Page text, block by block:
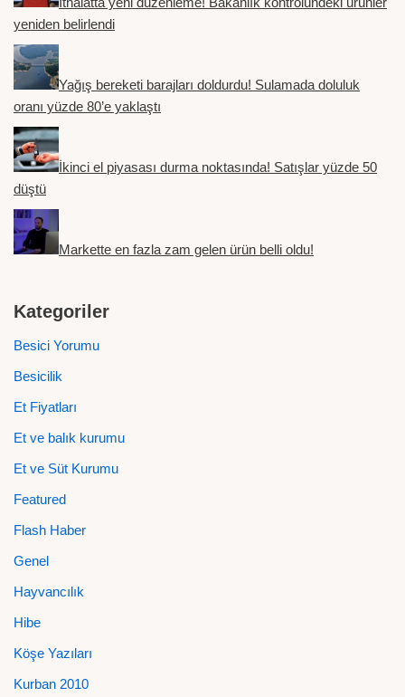
yeniden belirlendi
Yağış bereketi barajları doldurdu! Sulamada doluluk
oranı yüzde 80’e yaklaştı
İkinci el piyasası durma noktasında! Satışlar yüzde 50
düştü
Markette en fazla zam gelen ürün belli oldu!
Kategoriler
Besici Yorumu
Besicilik
Et Fiyatları
Et ve balık kurumu
Et ve Süt Kurumu
Featured
Flash Haber
Genel
Hayvancılık
Hibe
Köşe Yazıları
Kurban 2010